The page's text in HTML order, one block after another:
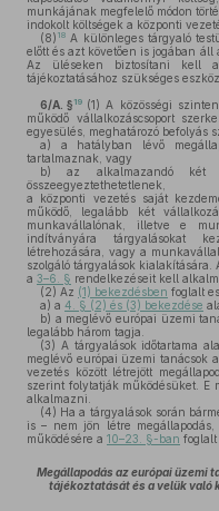
munkájának megfelelő módon
indokolt költségek a központi
(8) 18 A különleges tárgyaló
előtt és azt követően is jogában
Az üléseken biztosítani kell
tájékoztatásához szükséges
6/A. § 19 (1) A közösségi
működő vállalkozáscsoport
egyesülés, meghatározó befolyás
a) a hatályban lévő
tartalmaznak, vagy
b) az alkalmazandó két
összeegyeztethetetlenek,
a központi vezetés saját
működő, legalább két
munkavállalónak, illetve e
indítványára tárgyalásokat
létrehozására, vagy a
szolgáló tárgyalások
a 3–6. § rendelkezéseit kell
(2) Az (1) bekezdésben foglalt
a) a 4. § (2) és (3) bekezdése
b) a meglévő európai üzemi
legalább három tagja.
(3) A tárgyalások időtartama
meglévő európai üzemi tanácsok
vezetés között létrejött
szerint folytatják működésüket. E
alkalmazni.
(4) Ha a tárgyalások során
is – nem jön létre
működésére a 10–23. §-ban foglalt
Megállapodás az európai üzemi
tájékoztatását és a velük való